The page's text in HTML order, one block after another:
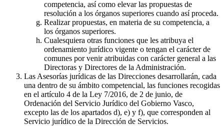
competencia, así como elevar las propuestas de
resolución a los órganos superiores cuando así proceda.
Realizar propuestas, en materia de su competencia, a
los órganos superiores.
Cualesquiera otras funciones que les atribuya el
ordenamiento jurídico vigente o tengan el carácter de
comunes por venir atribuidas con carácter general a las
Directoras y Directores de la Administración.
Las Asesorías jurídicas de las Direcciones desarrollarán, cada
una dentro de su ámbito competencial, las funciones recogidas
en el artículo 4 de la Ley 7/2016, de 2 de junio, de
Ordenación del Servicio Jurídico del Gobierno Vasco,
excepto las de los apartados d), e) y f), que corresponden al
Servicio jurídico de la Dirección de Servicios.